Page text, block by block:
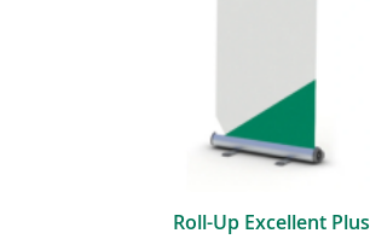
Roll-Up Excellent Plus